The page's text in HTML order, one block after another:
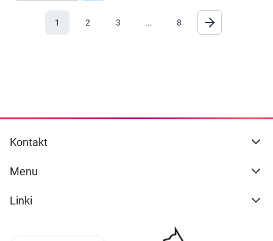
1 2 3 ... 8
Kontakt
Menu
Linki